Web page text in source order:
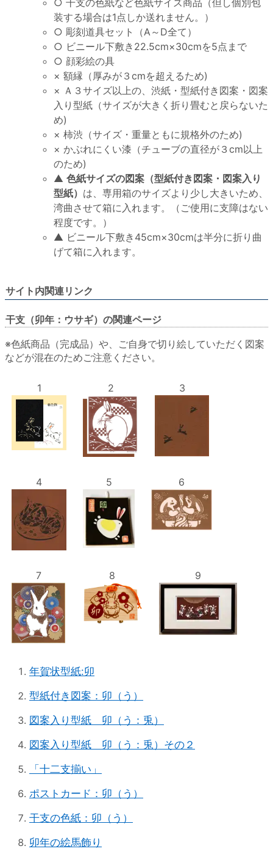
○ 干支の色紙など色紙サイズ商品（但し個別包
装する場合は1点しか送れません。）
○ 彫刻道具セット（A～D全て）
○ ビニール下敷き22.5cm×30cmを5点まで
○ 顔彩絵の具
× 額縁（厚みが３cmを超えるため)
× Ａ３サイズ以上の、渋紙・型紙付き図案・図案
入り型紙（サイズが大きく折り畳むと戻らないた
め)
× 柿渋（サイズ・重量ともに規格外のため)
× かぶれにくい漆（チューブの直径が３cm以上
のため)
▲ 色紙サイズの図案（型紙付き図案・図案入り
型紙） は、専用箱のサイズより少し大きいため、
湾曲させて箱に入れます。（ご使用に支障はない
程度です。）
▲ ビニール下敷き45cm×30cmは半分に折り曲
げて箱に入れます。
サイト内関連リンク
干支（卯年：ウサギ）の関連ページ
※色紙商品（完成品）や、ご自身で切り絵していただく図案
などが混在のためご注意ください。
1 2 3
4 5 6
7 8 9
年賀状型紙:卯
型紙付き図案：卯（う）
図案入り型紙 卯（う：兎）
図案入り型紙 卯（う：兎）その２
「十二支揃い」
ポストカード：卯（う）
干支の色紙：卯（う）
卯年の絵馬飾り